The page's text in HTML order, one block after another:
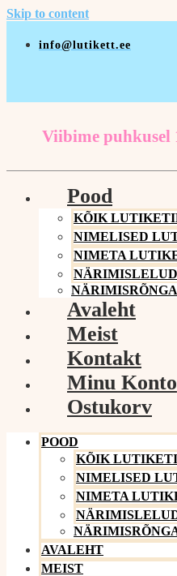
Skip to content
info@lutikett.ee
Viibime puhkusel
Pood
KÕIK
NIMELISED
NIMETA
NÄRIMISLELUD
Avaleht
Meist
Kontakt
Minu Konto
Ostukorv
POOD
KÕIK
NIMELISED
NIMETA
AVALEHT
MEIST